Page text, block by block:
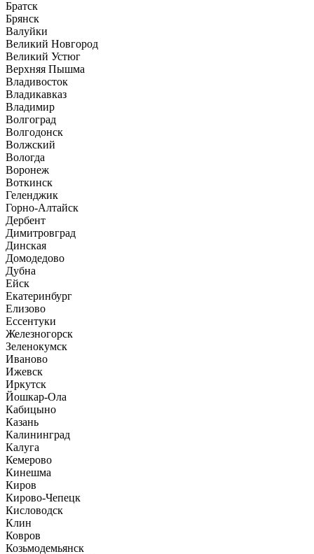
Братск
Брянск
Валуйки
Великий Новгород
Великий Устюг
Верхняя Пышма
Владивосток
Владикавказ
Владимир
Волгоград
Волгодонск
Волжский
Вологда
Воронеж
Воткинск
Геленджик
Горно-Алтайск
Дербент
Димитровград
Динская
Домодедово
Дубна
Ейск
Екатеринбург
Елизово
Ессентуки
Железногорск
Зеленокумск
Иваново
Ижевск
Иркутск
Йошкар-Ола
Кабицыно
Казань
Калининград
Калуга
Кемерово
Кинешма
Киров
Кирово-Чепецк
Кисловодск
Клин
Ковров
Козьмодемьянск